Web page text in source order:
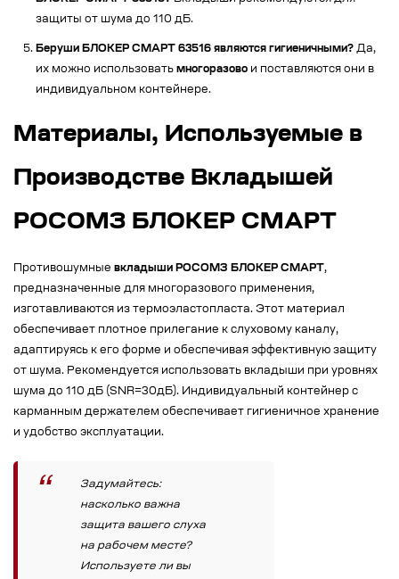
защиты от шума до 110 дБ.
Беруши БЛОКЕР СМАРТ 63516 являются гигиеничными? Да,
их можно использовать многоразово и поставляются они в
индивидуальном контейнере.
Материалы, Используемые в
Производстве Вкладышей
РОСОМЗ БЛОКЕР СМАРТ
Противошумные вкладыши РОСОМЗ БЛОКЕР СМАРТ,
предназначенные для многоразового применения,
изготавливаются из термоэластопласта. Этот материал
обеспечивает плотное прилегание к слуховому каналу,
адаптируясь к его форме и обеспечивая эффективную защиту
от шума. Рекомендуется использовать вкладыши при уровнях
шума до 110 дБ (SNR=30дБ). Индивидуальный контейнер с
карманным держателем обеспечивает гигиеничное хранение
и удобство эксплуатации.
Задумайтесь:
насколько важна
защита вашего слуха
на рабочем месте?
Используете ли вы